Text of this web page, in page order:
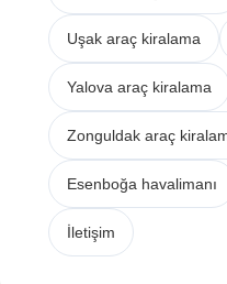
Uşak araç kiralama
Yalova araç kiralama
Zonguldak araç
Esenboğa havalimanı
İletişim